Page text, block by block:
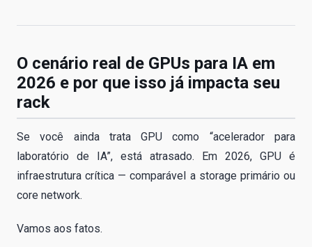
O cenário real de GPUs para IA em
2026 e por que isso já impacta seu
rack
Se você ainda trata GPU como “acelerador para
laboratório de IA”, está atrasado. Em 2026, GPU é
infraestrutura crítica — comparável a storage primário ou
core network.
Vamos aos fatos.